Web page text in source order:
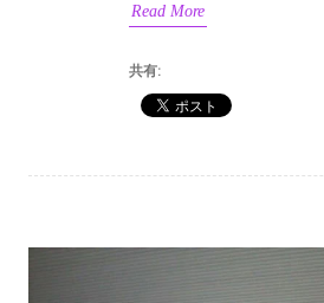
Read More
共有: